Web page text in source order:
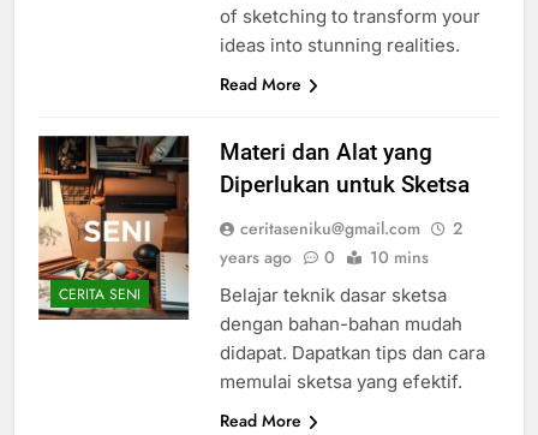
of sketching to transform your
ideas into stunning realities.
Read More
CERITA SENI
Materi dan Alat yang
Diperlukan untuk Sketsa
ceritaseniku@gmail.com
2
years ago
0 10 mins
Belajar teknik dasar sketsa
dengan bahan-bahan mudah
didapat. Dapatkan tips dan cara
memulai sketsa yang efektif.
Read More